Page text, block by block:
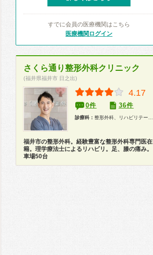
すでに会員の医療機関はこちら
医療機関ログイン
さくら通り整形外科クリニック
(福井県福井市 日之出)
4.17
0件 36件
診療科： 整形外科、リハビリテーション科
福井市の整形外科。経験豊富な整形外科専門医在
籍。理学療法士によるリハビリ。足、膝の痛み。
車場50台